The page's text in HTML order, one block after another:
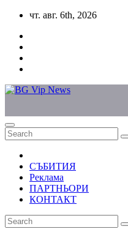
Skip
content
чт. авг. 6th, 2026
СЪБИТИЯ
Реклама
ПАРТНЬОРИ
КОНТАКТ